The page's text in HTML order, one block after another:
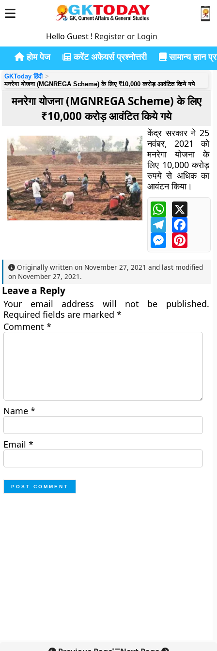
Hello Guest ! Register or Login
होम पेज करेंट अफेयर्स प्रश्नोत्तरी सामान्य ज्ञान
GKToday हिंदी
मनरेगा योजना (MGNREGA Scheme) के लिए ₹10,000 करोड़ आवंटित किये गये
मनरेगा योजना (MGNREGA Scheme) के लिए
₹10,000 करोड़ आवंटित किये गये
केंद्र सरकार ने 25
नवंबर, 2021 को
मनरेगा योजना के
लिए 10,000 करोड़
रुपये से अधिक का
आवंटन किया।
WhatsApp
Telegram
Messenger
Originally written on November 27, 2021 and last modified
on November 27, 2021 .
Leave a Reply
Your email address will not be published.
Required fields are marked*
Comment*
Name*
Email*